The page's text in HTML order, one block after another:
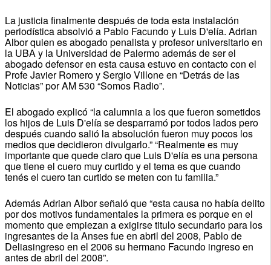
La justicia finalmente después de toda esta instalación
periodística absolvió a Pablo Facundo y Luis D'elía. Adrian
Albor quien es abogado penalista y profesor universitario en
la UBA y la Universidad de Palermo además de ser el
abogado defensor en esta causa estuvo en contacto con el
Profe Javier Romero y Sergio Villone en “Detrás de las
Noticias” por AM 530 “Somos Radio”.
El abogado explicó “la calumnia a los que fueron sometidos
los hijos de Luis D'elía se desparramó por todos lados pero
después cuando salió la absolución fueron muy pocos los
medios que decidieron divulgarlo.” “Realmente es muy
importante que quede claro que Luis D'elía es una persona
que tiene el cuero muy curtido y el tema es que cuando
tenés el cuero tan curtido se meten con tu familia.”
Además Adrian Albor señaló que “esta causa no había delito
por dos motivos fundamentales la primera es porque en el
momento que empiezan a exigirse titulo secundario para los
ingresantes de la Anses fue en abril del 2008, Pablo de
Deliasingreso en el 2006 su hermano Facundo ingreso en
antes de abril del 2008”.